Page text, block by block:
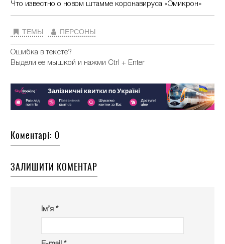
Что известно о новом штамме коронавируса «Омикрон»
ТЕМЫ ПЕРСОНЫ
Ошибка в тексте?
Выдели ее мышкой и нажми Ctrl + Enter
Коментарі: 0
ЗАЛИШИТИ КОМЕНТАР
Ім’я *